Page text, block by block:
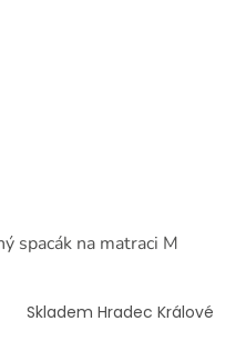
spacák na matraci M
Skladem Hradec Králové